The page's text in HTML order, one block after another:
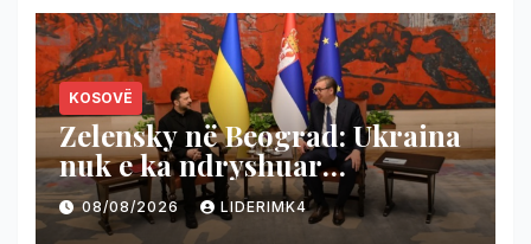
KOSOVË
Zelensky në Beograd: Ukraina
nuk e ka ndryshuar
qëndrimin për pavarësinë e
Kosovës
08/08/2026 LIDERIMK4